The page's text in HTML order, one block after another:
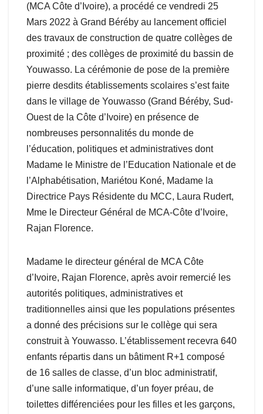
(MCA Côte d’Ivoire), a procédé ce vendredi 25
Mars 2022 à Grand Béréby au lancement officiel
des travaux de construction de quatre collèges de
proximité ; des collèges de proximité du bassin de
Youwasso. La cérémonie de pose de la première
pierre desdits établissements scolaires s’est faite
dans le village de Youwasso (Grand Béréby, Sud-
Ouest de la Côte d’Ivoire) en présence de
nombreuses personnalités du monde de
l’éducation, politiques et administratives dont
Madame le Ministre de l’Education Nationale et de
l’Alphabétisation, Mariétou Koné, Madame la
Directrice Pays Résidente du MCC, Laura Rudert,
Mme le Directeur Général de MCA-Côte d’Ivoire,
Rajan Florence.
Madame le directeur général de MCA Côte
d’Ivoire, Rajan Florence, après avoir remercié les
autorités politiques, administratives et
traditionnelles ainsi que les populations présentes
a donné des précisions sur le collège qui sera
construit à Youwasso. L’établissement recevra 640
enfants répartis dans un bâtiment R+1 composé
de 16 salles de classe, d’un bloc administratif,
d’une salle informatique, d’un foyer préau, de
toilettes différenciées pour les filles et les garçons,